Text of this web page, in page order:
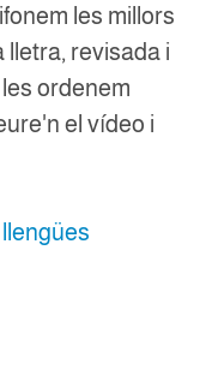
les millors
lletra, revisada i
ordenem
el vídeo i